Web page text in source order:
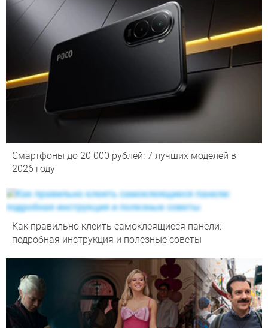
Смартфоны до 20 000 рублей: 7 лучших моделей в
2026 году
Как правильно клеить самоклеящиеся панели:
подробная инструкция и полезные советы